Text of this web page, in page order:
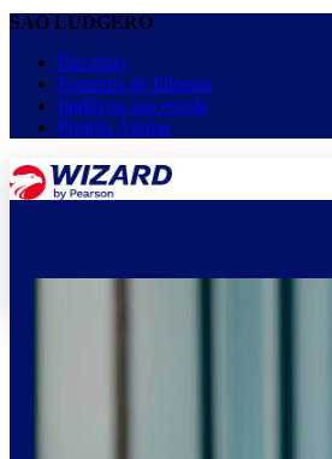
SÃO LUDGERO
Parcerias
Franquia de Idiomas
Inglês na sua escola
Projeto Águias